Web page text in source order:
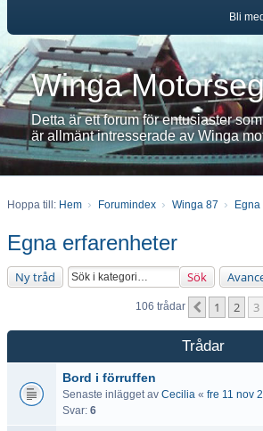
Bli
Winga
Detta är ett forum för entusiaster
är allmänt intresserade av Winga
Hoppa till: Hem Forumindex Winga 87
Egna erfarenheter
Ny tråd Sök
106 trådar Föregående
1 2 3
Trådar
Bord i förruffen
Senaste inlägget av Cecilia « fre 11 nov
Svar: 6